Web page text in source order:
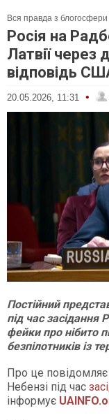
Вся правда з блогосфери
Росія на
Латвії через
відповідь
20.05.2026, 11:31 •
Постійний
під час засідання
фейки про нібито
безпілотників із
Про це повідомляє
Небензі під час
інформує